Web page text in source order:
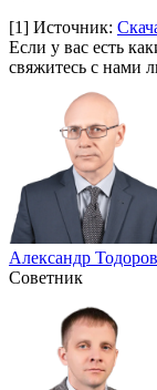
[1] Источник:
Если у вас есть
свяжитесь с нами
Александр Тодоров
Советник